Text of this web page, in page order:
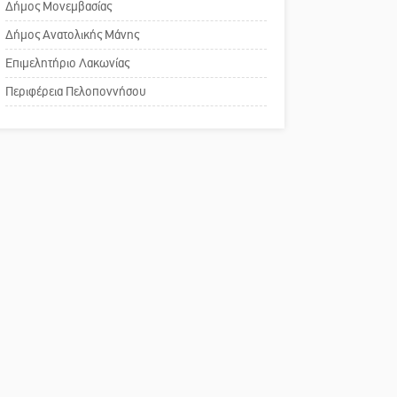
παλαιό Πρωτοδικείο
Σπάρτης
αναισθησίας
Πού βρίσκεται το ιστορικό
κέντρο της Σπάρτης;
Δήμος Μονεμβασίας
Δήμος Ανατολικής Μάνης
Επιμελητήριο Λακωνίας
Περιφέρεια Πελοποννήσου